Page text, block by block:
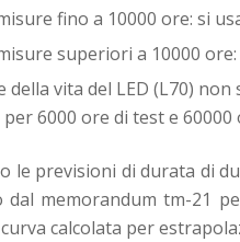
fino a 10000 ore: si
superiori a 10000
della vita del LED (L70)
6000 ore di test e
le previsioni di durata di
dal memorandum tm-21
calcolata per